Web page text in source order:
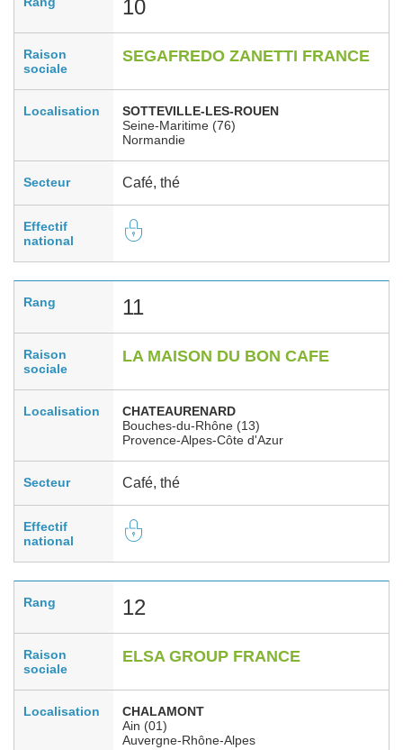
10
Raison
sociale
SEGAFREDO ZANETTI FRANCE
Localisation
SOTTEVILLE-LES-ROUEN
Seine-Maritime (76)
Normandie
Secteur Café, thé
Effectif
national
Rang 11
Raison
sociale
LA MAISON DU BON CAFE
Localisation
CHATEAURENARD
Bouches-du-Rhône (13)
Provence-Alpes-Côte d'Azur
Secteur Café, thé
Effectif
national
Rang 12
Raison
sociale
ELSA GROUP FRANCE
Localisation
CHALAMONT
Ain (01)
Auvergne-Rhône-Alpes